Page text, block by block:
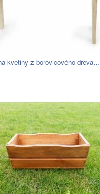
kvetiny z borovicového dreva…